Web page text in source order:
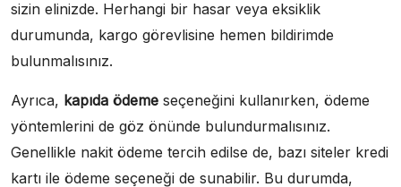
sizin elinizde. Herhangi bir hasar veya eksiklik
durumunda, kargo görevlisine hemen bildirimde
bulunmalısınız.
Ayrıca, kapıda ödeme seçeneğini kullanırken, ödeme
yöntemlerini de göz önünde bulundurmalısınız.
Genellikle nakit ödeme tercih edilse de, bazı siteler kredi
kartı ile ödeme seçeneği de sunabilir. Bu durumda,